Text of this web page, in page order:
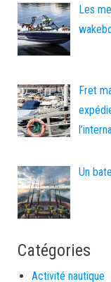
Les
Fret
Un
Catégories
Activité nautique